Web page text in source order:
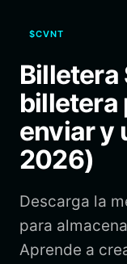
繁體中文
Bahasa Indonesia
ภาษาไทย
Español
Português (Brasil)
$CVNT
Billetera
billetera
enviar y
2026)
Descarga la
para
Aprende a